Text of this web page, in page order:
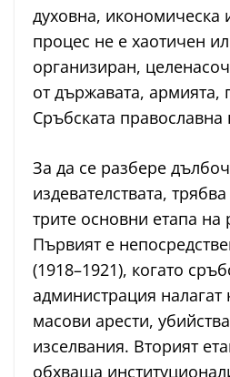
духовна, икономическа
процес не е хаотичен
организиран,
от държавата, армията,
Сръбската православна
За да се разбере
издевателствата,
трите основни етапа на
Първият е
(1918–1921), когато
администрация налагат
масови арести,
изселвания. Вторият
обхваща